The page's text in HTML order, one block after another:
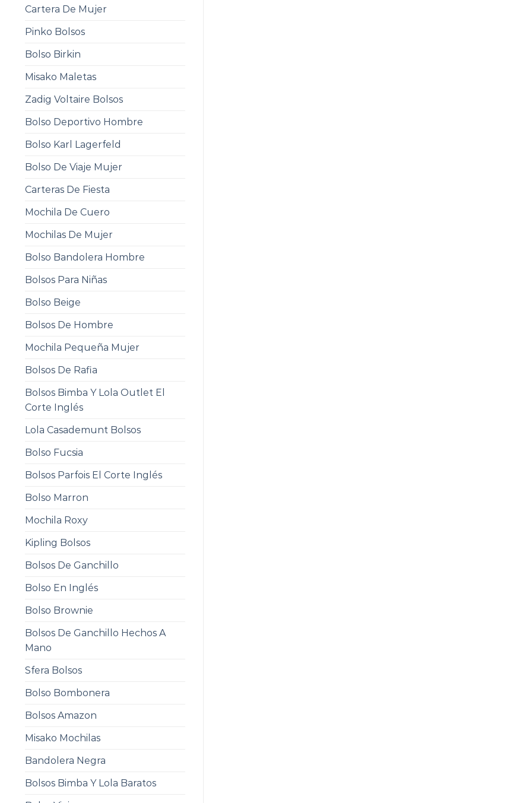
Cartera De Mujer
Pinko Bolsos
Bolso Birkin
Misako Maletas
Zadig Voltaire Bolsos
Bolso Deportivo Hombre
Bolso Karl Lagerfeld
Bolso De Viaje Mujer
Carteras De Fiesta
Mochila De Cuero
Mochilas De Mujer
Bolso Bandolera Hombre
Bolsos Para Niñas
Bolso Beige
Bolsos De Hombre
Mochila Pequeña Mujer
Bolsos De Rafia
Bolsos Bimba Y Lola Outlet El
Corte Inglés
Lola Casademunt Bolsos
Bolso Fucsia
Bolsos Parfois El Corte Inglés
Bolso Marron
Mochila Roxy
Kipling Bolsos
Bolsos De Ganchillo
Bolso En Inglés
Bolso Brownie
Bolsos De Ganchillo Hechos A
Mano
Sfera Bolsos
Bolso Bombonera
Bolsos Amazon
Misako Mochilas
Bandolera Negra
Bolsos Bimba Y Lola Baratos